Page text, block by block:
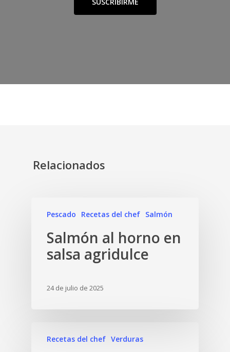
Relacionados
Pescado Recetas del chef Salmón
Salmón al horno en
salsa agridulce
24 de julio de 2025
Recetas del chef Verduras